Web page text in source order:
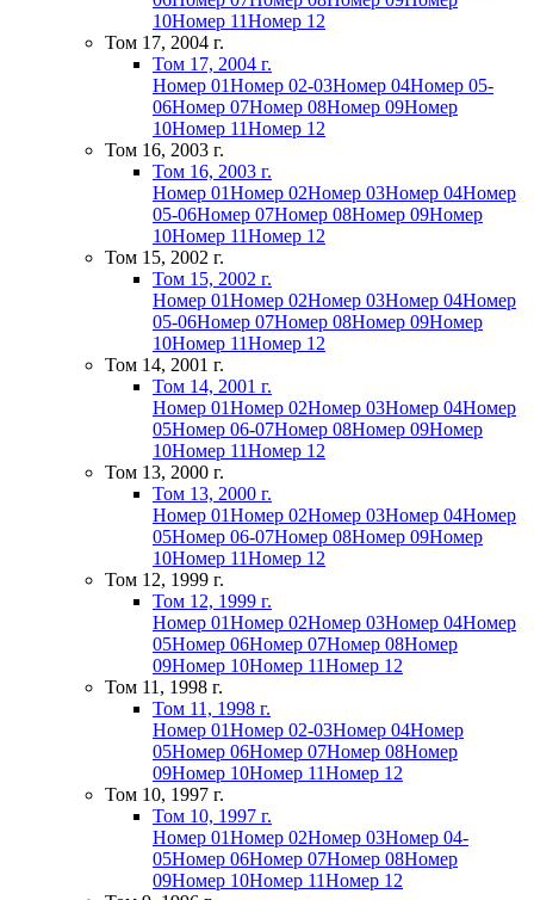
10Номер 11Номер 12
Том 17, 2004 г.
Том 17, 2004 г.
Номер 01Номер 02-03Номер 04Номер 05-
06Номер 07Номер 08Номер 09Номер
10Номер 11Номер 12
Том 16, 2003 г.
Том 16, 2003 г.
Номер 01Номер 02Номер 03Номер 04Номер
05-06Номер 07Номер 08Номер 09Номер
10Номер 11Номер 12
Том 15, 2002 г.
Том 15, 2002 г.
Номер 01Номер 02Номер 03Номер 04Номер
05-06Номер 07Номер 08Номер 09Номер
10Номер 11Номер 12
Том 14, 2001 г.
Том 14, 2001 г.
Номер 01Номер 02Номер 03Номер 04Номер
05Номер 06-07Номер 08Номер 09Номер
10Номер 11Номер 12
Том 13, 2000 г.
Том 13, 2000 г.
Номер 01Номер 02Номер 03Номер 04Номер
05Номер 06-07Номер 08Номер 09Номер
10Номер 11Номер 12
Том 12, 1999 г.
Том 12, 1999 г.
Номер 01Номер 02Номер 03Номер 04Номер
05Номер 06Номер 07Номер 08Номер
09Номер 10Номер 11Номер 12
Том 11, 1998 г.
Том 11, 1998 г.
Номер 01Номер 02-03Номер 04Номер
05Номер 06Номер 07Номер 08Номер
09Номер 10Номер 11Номер 12
Том 10, 1997 г.
Том 10, 1997 г.
Номер 01Номер 02Номер 03Номер 04-
05Номер 06Номер 07Номер 08Номер
09Номер 10Номер 11Номер 12